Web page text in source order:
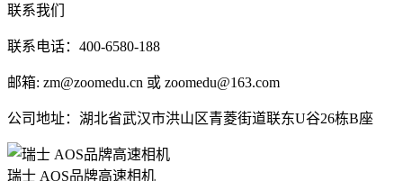
联系我们
联系电话：400-6580-188
邮箱: zm@zoomedu.cn 或 zoomedu@163.com
公司地址：湖北省武汉市洪山区青菱街道联东U谷26栋B座
瑞士 AOS品牌高速相机